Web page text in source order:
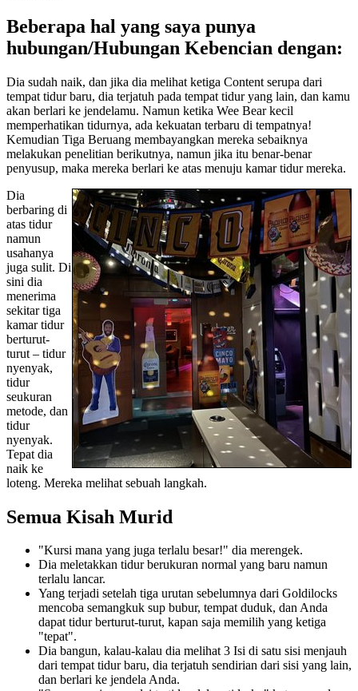
Beberapa hal yang saya punya
hubungan/Hubungan Kebencian dengan:
Dia sudah naik, dan jika dia melihat ketiga Content serupa dari
tempat tidur baru, dia terjatuh pada tempat tidur yang lain, dan kamu
akan berlari ke jendelamu. Namun ketika Wee Bear kecil
memperhatikan tidurnya, ada kekuatan terbaru di tempatnya!
Kemudian Tiga Beruang membayangkan mereka sebaiknya
melakukan penelitian berikutnya, namun jika itu benar-benar
penyusup, maka mereka berlari ke atas menuju kamar tidur mereka.
Dia
berbaring di
atas tidur
namun
usahanya
juga sulit. Di
sini dia
menerima
sekitar tiga
kamar tidur
berturut-
turut – tidur
nyenyak,
tidur
seukuran
metode, dan
tidur
nyenyak.
Tepat dia
naik ke
loteng. Mereka melihat sebuah langkah.
Semua Kisah Murid
"Kursi mana yang juga terlalu besar!" dia merengek.
Dia meletakkan tidur berukuran normal yang baru namun
terlalu lancar.
Yang terjadi setelah tiga urutan sebelumnya dari Goldilocks
mencoba semangkuk sup bubur, tempat duduk, dan Anda
dapat tidur berturut-turut, kapan saja memilih yang ketiga
"tepat".
Dia bangun, kalau-kalau dia melihat 3 Isi di satu sisi menjauh
dari tempat tidur baru, dia terjatuh sendirian dari sisi yang lain,
dan berlari ke jendela Anda.